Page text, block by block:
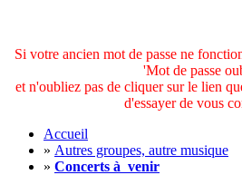
Si votre ancien mot de passe ne
'Mot de passe
et n'oubliez pas de cliquer sur le lien
d'essayer de vous
Accueil
» Autres groupes, autre musique
» Concerts à venir